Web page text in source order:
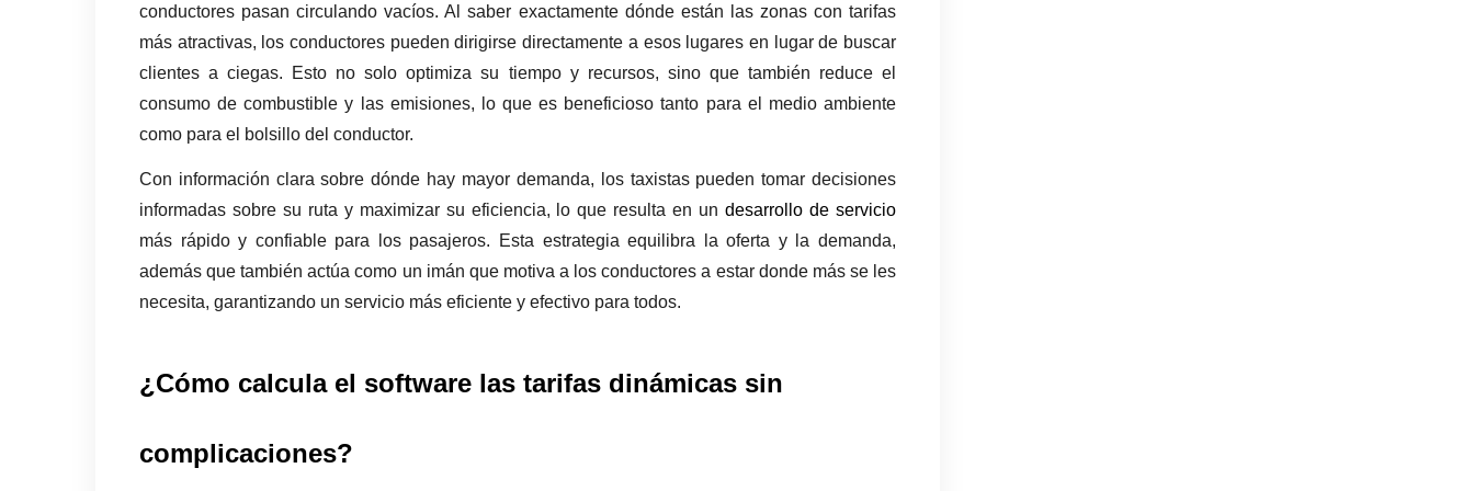
conductores pasan circulando vacíos. Al saber exactamente dónde están las zonas con tarifas
más atractivas, los conductores pueden dirigirse directamente a esos lugares en lugar de buscar
clientes a ciegas. Esto no solo optimiza su tiempo y recursos, sino que también reduce el
consumo de combustible y las emisiones, lo que es beneficioso tanto para el medio ambiente
como para el bolsillo del conductor.
Con información clara sobre dónde hay mayor demanda, los taxistas pueden tomar decisiones
informadas sobre su ruta y maximizar su eficiencia, lo que resulta en un
más rápido y confiable para los pasajeros. Esta estrategia equilibra la oferta y la demanda,
además que también actúa como un imán que motiva a los conductores a estar donde más se les
necesita, garantizando un servicio más eficiente y efectivo para todos.
¿Cómo calcula el software las tarifas dinámicas sin
complicaciones?